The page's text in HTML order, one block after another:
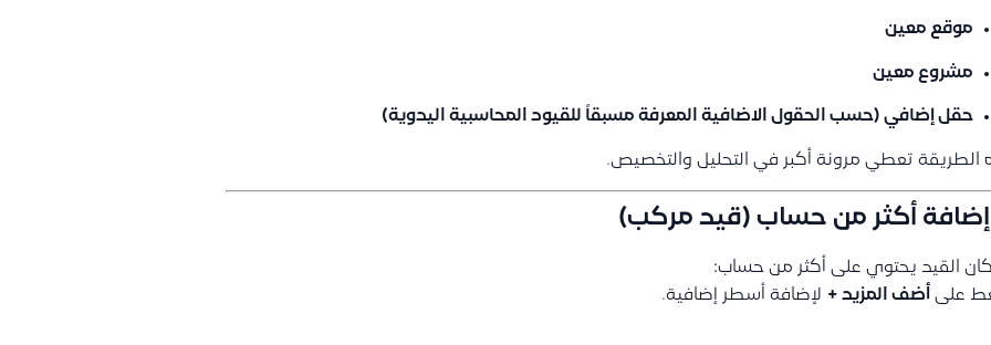
موقع معين
مشروع معين
حقل إضافي (حسب الحقول الاضافية المعرفة مسبقاً للقيود المحاسبية اليدوية)
الطريقة تعطي مرونة أكبر في التحليل والتخصيص.
كان القيد يحتوي على أكثر من حساب:
على أضف المزيد + لإضافة أسطر إضافية.